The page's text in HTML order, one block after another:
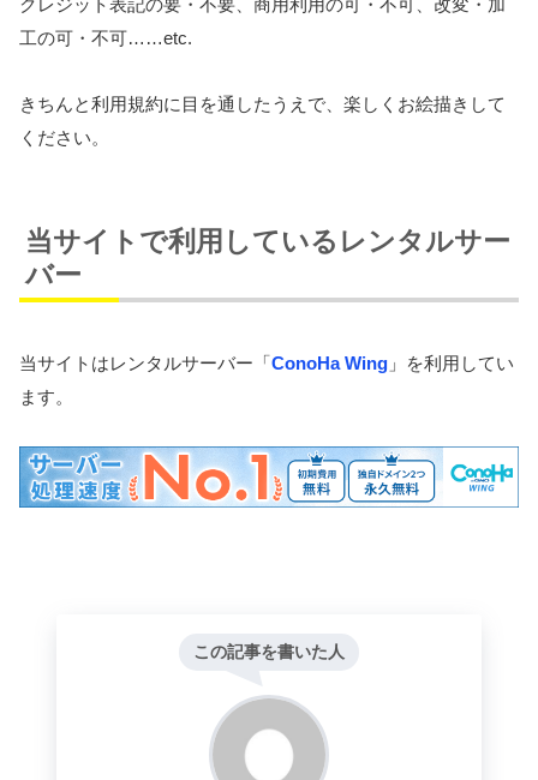
クレジット表記の要・不要、商用利用の可・不可、改変・加
工の可・不可……etc.
きちんと利用規約に目を通したうえで、楽しくお絵描きして
ください。
当サイトで利用しているレンタルサー
バー
当サイトはレンタルサーバー「ConoHa Wing 」を利用してい
ます。
この記事を書いた人